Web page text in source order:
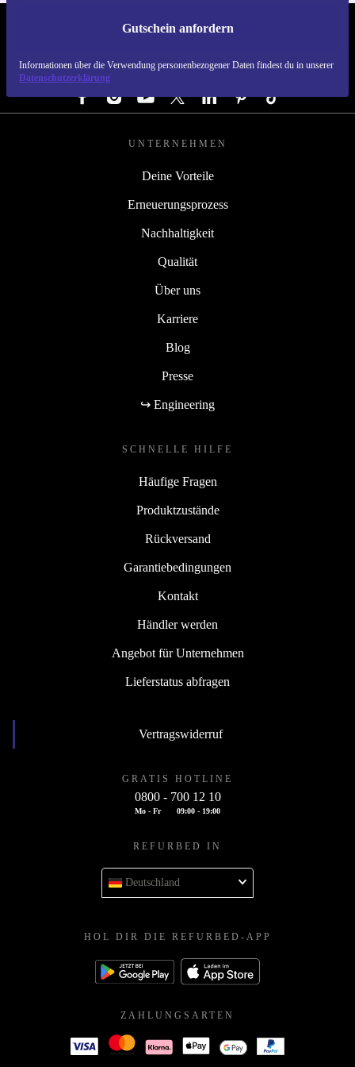
Gutschein anfordern
Informationen über die Verwendung personenbezogener Daten findest du in unserer
Datenschutzerklärung
REFURBED DEUTSCHLAND - RETHINK NEW.
FOLGE UNS
UNTERNEHMEN
Deine Vorteile
Erneuerungsprozess
Nachhaltigkeit
Qualität
Über uns
Karriere
Blog
Presse
↪ Engineering
SCHNELLE HILFE
Häufige Fragen
Produktzustände
Rückversand
Garantiebedingungen
Kontakt
Händler werden
Angebot für Unternehmen
Lieferstatus abfragen
Vertragswiderruf
GRATIS HOTLINE
0800 - 700 12 10
Mo - Fr 09:00 - 19:00
REFURBED IN
Deutschland
HOL DIR DIE REFURBED-APP
ZAHLUNGSARTEN